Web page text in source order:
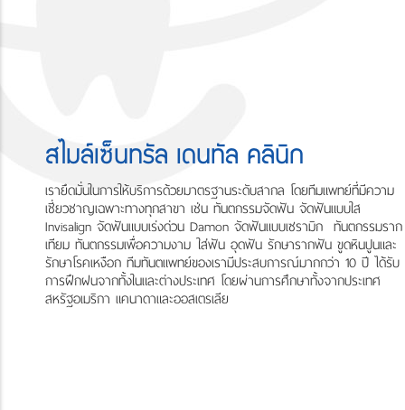
Smile
Central
Sitemap
สไมล์เซ็นทรัล เดนทัล คลินิก
เรายึดมั่นในการให้บริการด้วยมาตรฐานระดับสากล โดยทีมแพทย์ที่มีความ
เชี่ยวชาญเฉพาะทางทุกสาขา เช่น ทันตกรรมจัดฟัน จัดฟันแบบใส
Invisalign จัดฟันแบบเร่งด่วน Damon จัดฟันแบบเซรามิก ทันตกรรมราก
เทียม ทันตกรรมเพื่อความงาม ใส่ฟัน อุดฟัน รักษารากฟัน ขูดหินปูนและ
รักษาโรคเหงือก ทีมทันตแพทย์ของเรามีประสบการณ์มากกว่า 10 ปี ได้รับ
การฝึกฝนจากทั้งในและต่างประเทศ โดยผ่านการศึกษาทั้งจากประเทศ
สหรัฐอเมริกา แคนาดาและออสเตรเลีย